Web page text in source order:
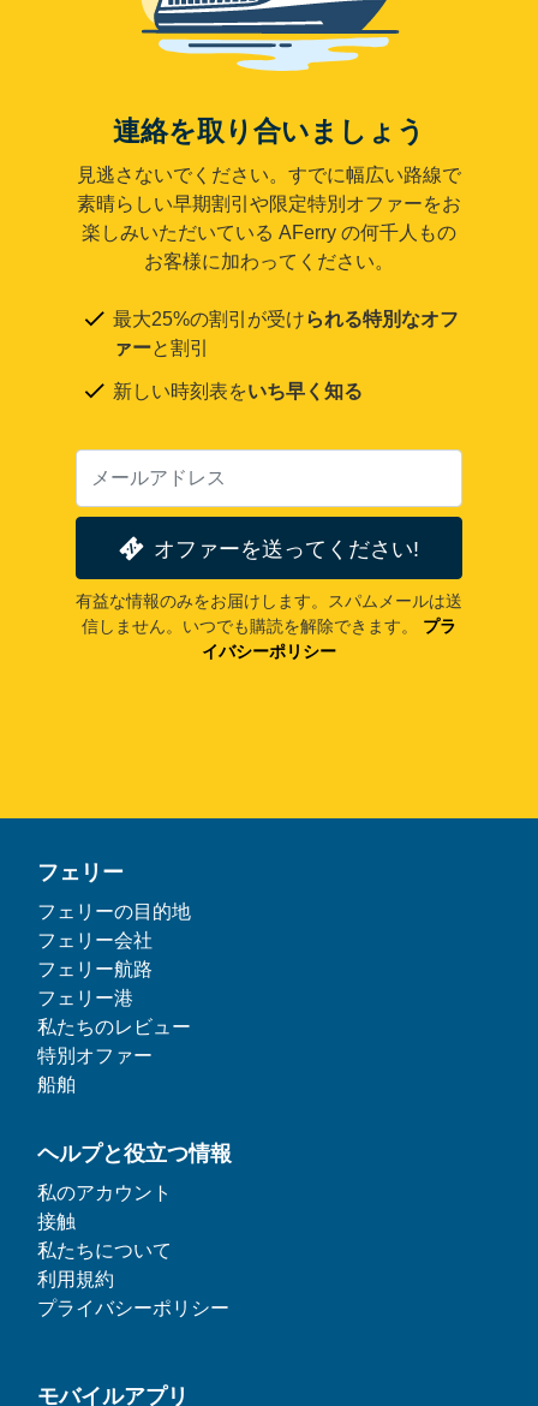
連絡を取り合いましょう
見逃さないでください。すでに幅広い路線で
素晴らしい早期割引や限定特別オファーをお
楽しみいただいている AFerry の何千人もの
お客様に加わってください。
最大25%の割引が受けられる特別なオフ
ァーと割引
新しい時刻表をいち早く知る
オファーを送ってください!
有益な情報のみをお届けします。スパムメールは送
信しません。いつでも購読を解除できます。
プラ
イバシーポリシー
フェリー
フェリーの目的地
フェリー会社
フェリー航路
フェリー港
私たちのレビュー
特別オファー
船舶
ヘルプと役立つ情報
私のアカウント
接触
私たちについて
利用規約
プライバシーポリシー
モバイルアプリ